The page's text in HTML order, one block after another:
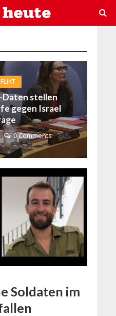
Daten stellen
gegen Israel
0 Comments
Soldaten im